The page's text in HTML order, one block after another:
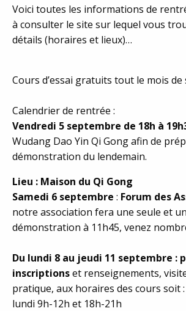
Voici toutes les informations de
à consulter le site sur lequel vous
détails (horaires et lieux)…
Cours d’essai gratuits tout le mois de
Calendrier de rentrée :
Vendredi 5 septembre de 18h à
Wudang Dao Yin Qi Gong afin de
démonstration du lendemain.
Lieu : Maison du Qi Gong
Samedi 6 septembre : Forum des
notre association fera une seule et
démonstration à 11h45, venez
Du lundi 8 au jeudi 11 septembre :
inscriptionset renseignements,
pratique, aux horaires des cours soit :
lundi 9h-12h et 18h-21h